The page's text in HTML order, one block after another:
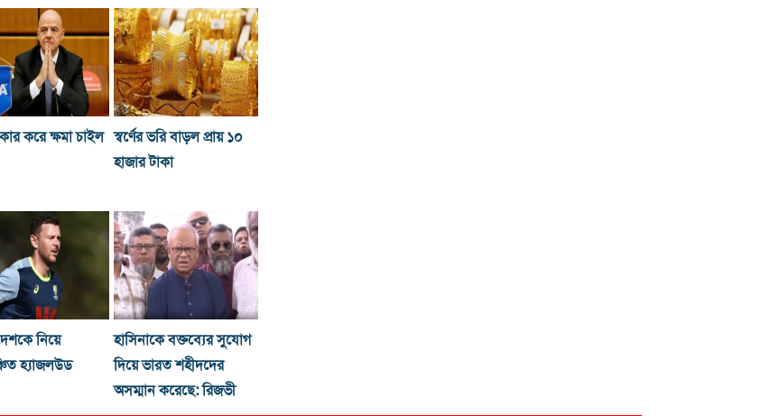
করে ক্ষমা চাইল স্বর্ণের ভরি বাড়ল প্রায় ১০
হাজার টাকা
নিয়ে
হ্যাজলউড
হাসিনাকে বক্তব্যের সুযোগ
দিয়ে ভারত শহীদদের
অসম্মান করেছে: রিজভী